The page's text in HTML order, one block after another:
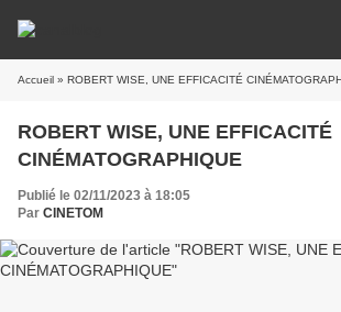
Accueil » ROBERT WISE, UNE EFFICACITÉ
ROBERT WISE, UNE EFFICACITÉ
CINÉMATOGRAPHIQUE
Publié le 02/11/2023 à 18:05
Par CINETOM